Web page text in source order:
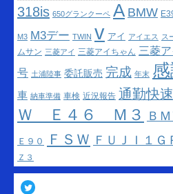
318is 650グランクーペ A BMW
M3 M3デー TWIN v アイ アイエス ス
ムサン 三菱アイ 三菱アイちゃん 三菱
号 土浦陸事 委託販売 完成 年末
車 納車準備 車検 近況報告 通勤快
Ｗ Ｅ４６ Ｍ３
Ｂ
Ｅ９０ ＦＳＷ ＦＵＪＩ１Ｇ
Ｚ３
Twitter